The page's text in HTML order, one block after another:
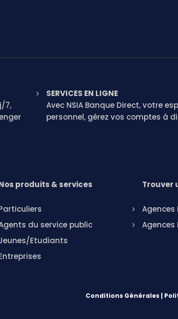
7,
SERVICES EN LIGNE
Avec NSIA Banque Direct, votre
personnel, gérez vos comptes à
produits & services
du service public
Etudiants
Trouver
Agences
Agences
Conditions Générales |